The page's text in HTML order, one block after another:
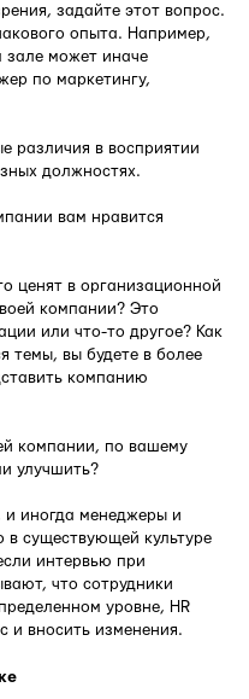
задайте этот вопрос.
опыта. Например,
зале может иначе
по маркетингу,
различия в восприятии
должностях.
вам нравится
ценят в организационной
компании? Это
или что-то другое? Как
темы, вы будете в более
компанию
компании, по вашему
улучшить?
и иногда менеджеры и
в существующей культуре
интервью при
что сотрудники
уровне, HR
и вносить изменения.